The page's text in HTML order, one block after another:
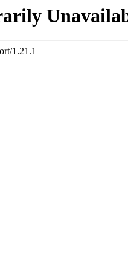
1.21.1